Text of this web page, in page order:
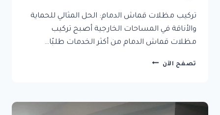
تركيب مظلات قماش الدمام: الحل المثالي للحماية
والأناقة في المساحات الخارجية أصبح تركيب
مظلات قماش الدمام من أكثر الخدمات طلبًا…
تصفح الآن تركيب
الحل